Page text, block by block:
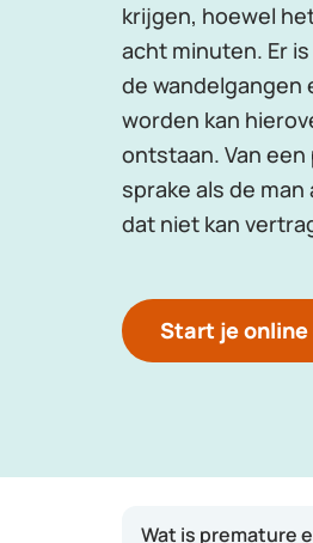
krijgen, hoewel
acht minuten. Er
de wandelgangen
worden kan
ontstaan. Van
sprake als de
dat niet kan
Start je
Wat is premature